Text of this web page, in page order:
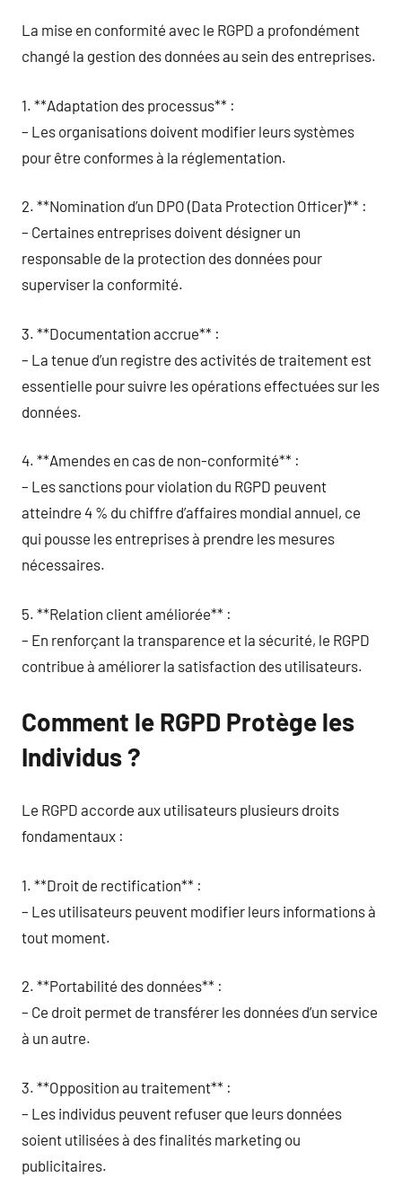
La mise en conformité avec le RGPD a profondément
changé la gestion des données au sein des entreprises.
1. **Adaptation des processus** :
– Les organisations doivent modifier leurs systèmes
pour être conformes à la réglementation.
2. **Nomination d’un DPO (Data Protection Officer)** :
– Certaines entreprises doivent désigner un
responsable de la protection des données pour
superviser la conformité.
3. **Documentation accrue** :
– La tenue d’un registre des activités de traitement est
essentielle pour suivre les opérations effectuées sur les
données.
4. **Amendes en cas de non-conformité** :
– Les sanctions pour violation du RGPD peuvent
atteindre 4 % du chiffre d’affaires mondial annuel, ce
qui pousse les entreprises à prendre les mesures
nécessaires.
5. **Relation client améliorée** :
– En renforçant la transparence et la sécurité, le RGPD
contribue à améliorer la satisfaction des utilisateurs.
Comment le RGPD Protège les
Individus ?
Le RGPD accorde aux utilisateurs plusieurs droits
fondamentaux :
1. **Droit de rectification** :
– Les utilisateurs peuvent modifier leurs informations à
tout moment.
2. **Portabilité des données** :
– Ce droit permet de transférer les données d’un service
à un autre.
3. **Opposition au traitement** :
– Les individus peuvent refuser que leurs données
soient utilisées à des finalités marketing ou
publicitaires.